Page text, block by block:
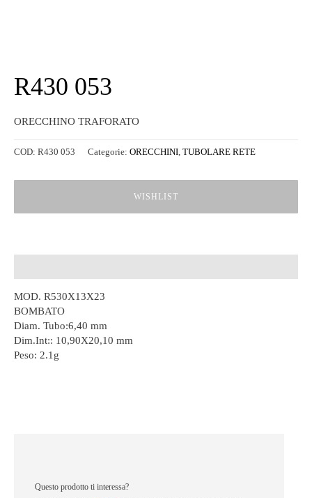
Questo prodotto ti interessa?
R430 053
ORECCHINO TRAFORATO
COD: R430 053 Categorie: ORECCHINI, TUBOLARE RETE
WISHLIST
MOD. R530X13X23
BOMBATO
Diam. Tubo:6,40 mm
Dim.Int:: 10,90X20,10 mm
Peso: 2.1g